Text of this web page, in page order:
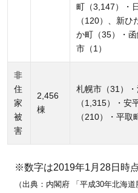
町（3,147）・
（120）、新ひ
か町（35）・
市（1）
非
住
家
被
害
2,456
棟
札幌市（31）
（1,315）・安
（210）・平取
※数字は2019年1月28日時
（出典：内閣府 「平成30年北海